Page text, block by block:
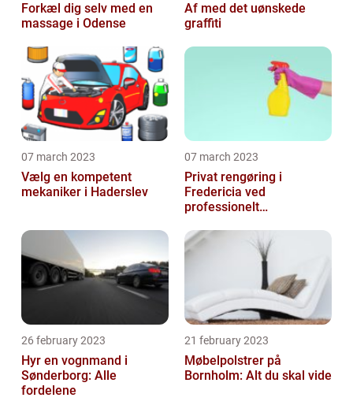
Forkæl dig selv med en
massage i Odense
Af med det uønskede
graffiti
07 march 2023
Vælg en kompetent
mekaniker i Haderslev
07 march 2023
Privat rengøring i
Fredericia ved
professionelt
26 february 2023
Hyr en vognmand i
Sønderborg: Alle
fordelene
21 february 2023
Møbelpolstrer på
Bornholm: Alt du skal vide